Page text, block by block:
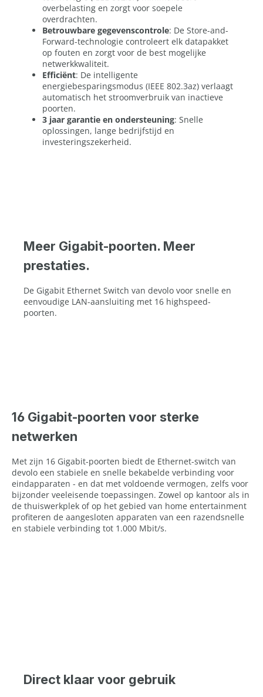
overbelasting en zorgt voor soepele
overdrachten.
Betrouwbare gegevenscontrole: De Store-and-
Forward-technologie controleert elk datapakket
op fouten en zorgt voor de best mogelijke
netwerkkwaliteit.
Efficiënt: De intelligente
energiebesparingsmodus (IEEE 802.3az) verlaagt
automatisch het stroomverbruik van inactieve
poorten.
3 jaar garantie en ondersteuning: Snelle
oplossingen, lange bedrijfstijd en
investeringszekerheid.
Meer Gigabit-poorten. Meer
prestaties.
De Gigabit Ethernet Switch van devolo voor snelle en
eenvoudige LAN-aansluiting met 16 highspeed-
poorten.
16 Gigabit-poorten voor sterke
netwerken
Met zijn 16 Gigabit-poorten biedt de Ethernet-switch van
devolo een stabiele en snelle bekabelde verbinding voor
eindapparaten - en dat met voldoende vermogen, zelfs voor
bijzonder veeleisende toepassingen. Zowel op kantoor als in
de thuiswerkplek of op het gebied van home entertainment
profiteren de aangesloten apparaten van een razendsnelle
en stabiele verbinding tot 1.000 Mbit/s.
Direct klaar voor gebruik